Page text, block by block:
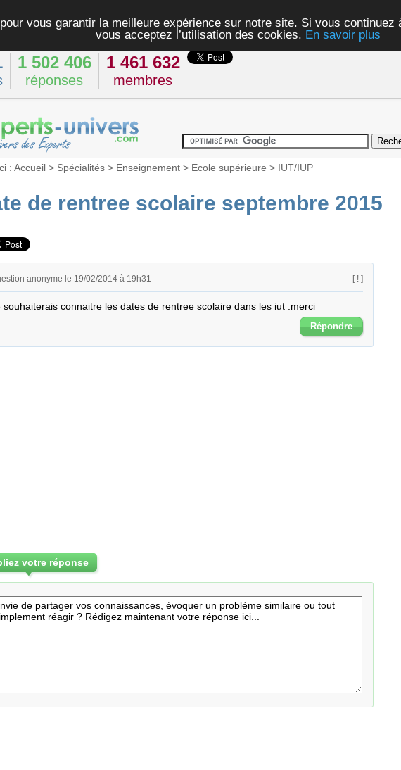
vous garantir la meilleure expérience sur notre site. Si vous
vous acceptez l’utilisation des cookies. En savoir plus
1 502 406
réponses
1 461 632
membres
: Accueil> Spécialités> Enseignement> Ecole supérieure > IUT/IUP
de rentree scolaire septembre 2015
anonyme le 19/02/2014 à 19h31 [ ! ]
souhaiterais connaitre les dates de rentree scolaire dans les iut .merci
Répondre
votre réponse